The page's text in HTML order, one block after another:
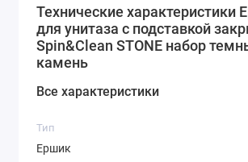
Технические характеристики
для унитаза с подставкой
Spin&Clean STONE набор
камень
Все характеристики
Тип
Ершик